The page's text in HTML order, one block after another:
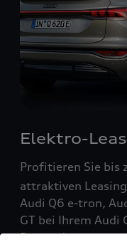
Elektro-
Profitieren Sie bis
attraktiven
Audi Q6 e-tron,
GT bei Ihrem Audi
Partner!